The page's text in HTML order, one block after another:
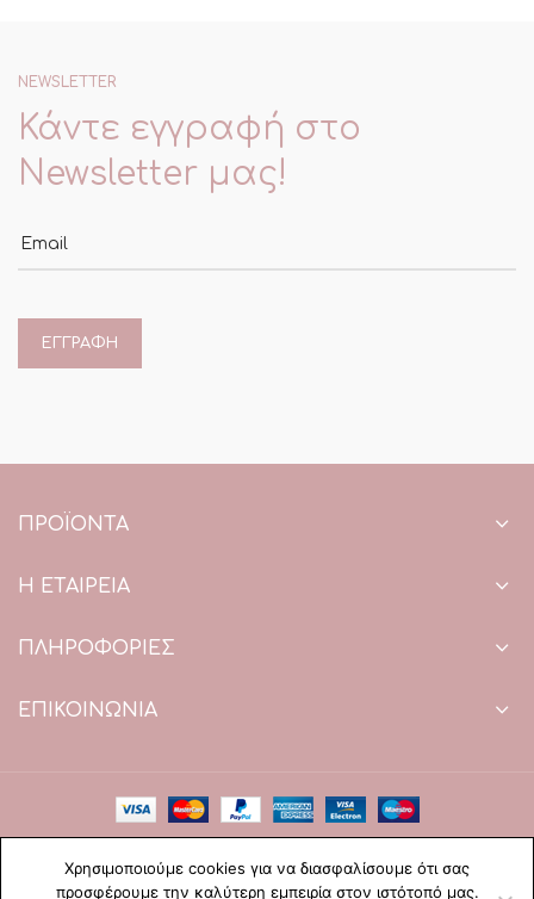
NEWSLETTER
Κάντε εγγραφή στο
Newsletter μας!
ΠΡΟΪΌΝΤΑ
Η ΕΤΑΙΡΕΙΑ
ΠΛΗΡΟΦΟΡΙΕΣ
ΕΠΙΚΟΙΝΩΝΙΑ
Web Design & development by web-idea.gr
Χρησιμοποιούμε cookies για να διασφαλίσουμε ότι σας
προσφέρουμε την καλύτερη εμπειρία στον ιστότοπό μας.